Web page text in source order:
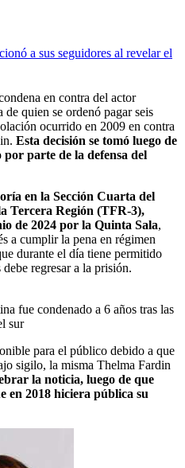
a sus seguidores al revelar el
en contra del actor
quien se ordenó pagar seis
ocurrido en 2009 en contra
Esta decisión se tomó luego de
parte de la defensa del
en la Sección Cuarta del
Tercera Región (TFR-3),
de 2024 por la Quinta Sala,
a cumplir la pena en régimen
durante el día tiene permitido
regresar a la prisión.
fue condenado a 6 años tras las
sur
para el público debido a que
sigilo, la misma Thelma Fardin
la noticia, luego de que
en 2018 hiciera pública su